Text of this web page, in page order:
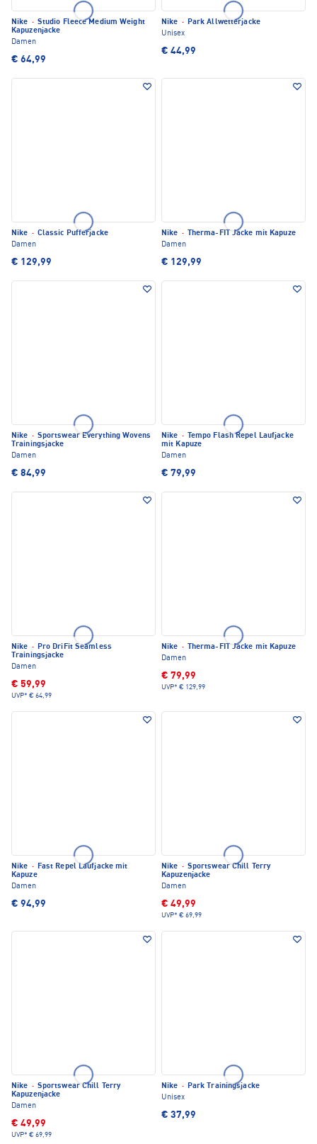
Nike · Studio Fleece Medium Weight
Kapuzenjacke
Damen
€ 64,99
Nike · Park Allwetterjacke
Unisex
€ 44,99
Nike · Classic Pufferjacke
Damen
€ 129,99
Nike ·
Therma-FIT Jacke mit Kapuze
Damen
€ 129,99
Nike · Sportswear Everything Wovens
Trainingsjacke
Damen
€ 84,99
Nike ·
Tempo Flash Repel Laufjacke
mit Kapuze
Damen
€ 79,99
Nike · Pro DriFit Seamless
Trainingsjacke
Damen
€ 59,99
UVP* € 64,99
Nike ·
Therma-FIT Jacke mit Kapuze
Damen
€ 79,99
UVP* € 129,99
Nike · Fast Repel Laufjacke mit
Kapuze
Damen
€ 94,99
Nike · Sportswear Chill Terry
Kapuzenjacke
Damen
€ 49,99
UVP* € 69,99
Nike · Sportswear Chill Terry
Kapuzenjacke
Damen
€ 49,99
UVP* € 69,99
Nike · Park Trainingsjacke
Unisex
€ 37,99